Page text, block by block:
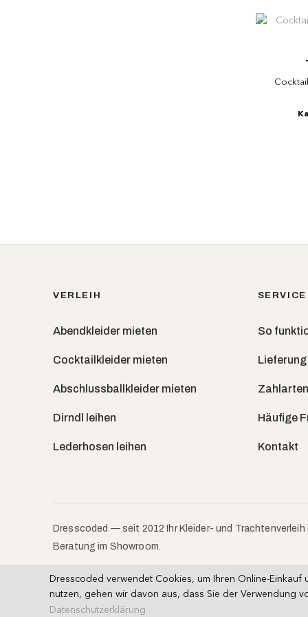
VERLEIH
Abendkleider mieten
Cocktailkleider mieten
Abschlussballkleider mieten
Dirndl leihen
Lederhosen leihen
So
Häufige
Kontakt
Dresscoded — seit 2012 Ihr Kleider- und
Beratung im Showroom.
Dresscoded verwendet Cookies, um Ihren Online-
nutzen, gehen wir davon aus, dass Sie der Verwendung
Datenschutzerklärung
AGB (Miete)· AGB (Kauf)·Impressum